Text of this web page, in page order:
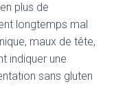
plus de
longtemps mal
maux de tête,
indiquer une
sans gluten